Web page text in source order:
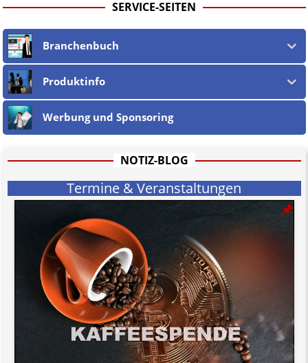
Ebenso teilen wir nicht zwingend deren Ansichten, sondern machen die
Unschuldsvermutungfür alle jur. wie phys. Personen und alle
Vorwürfe gegen jene geltend. Dies gilt insbesondere für die eigene
Berichterstattung, welche nach dem
erfolgt, soweit
wir als Nicht-Juristen dieses verstehen.
Wir stehen nicht in (ge)werblichen Zusammenhang mit uo. zu den
Betreibern der verlinkten Webseiten.
Etwaige Empfehlungen in diesem Bericht sind
Der Begriff "Abmahnanwalt" bezeichnet Juristen, welche überwiegend
u.o. ausschließlich von (meist ungerechtfertigten, überzogenen,
Herabwürdigung von Kanzleien darstellen, welche dies innerhalb
Jener Disclaimer soll sich nicht über gültiges Recht hinwegsetzen und
hat aufgrund der nicht Vertrags-gebundenen Wirksamkeit hpts.
informativen Charakter.
Bitte beachten Sie in dem Zusammenhang auch unsereAGB .
SERVICE-SEITEN
Branchenbuch
Produktinfo
Werbung und Sponsoring
NOTIZ-BLOG
Termine & Veranstaltungen